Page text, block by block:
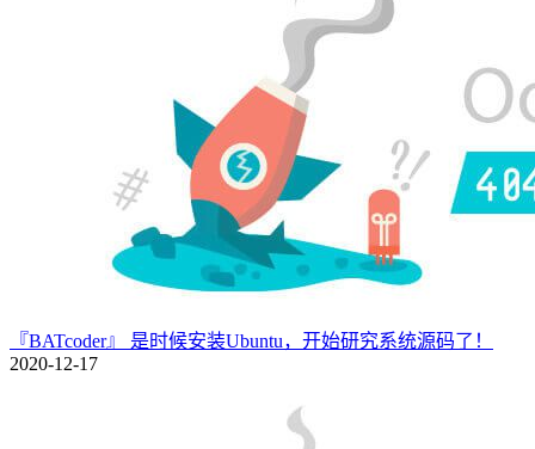
『BATcoder』 是时候安装Ubuntu，开始研究系统源码了！
2020-12-17